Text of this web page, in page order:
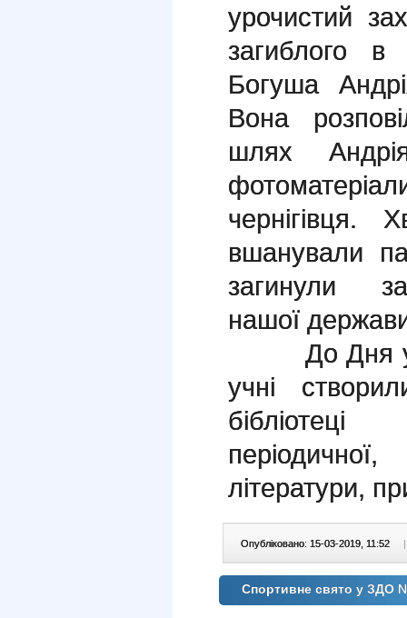
урочистий
загиблого
Богуша
Вона
шлях
чернігівця.
вшанували
загинули
нашої
До Дня
учні
періодичної,
літератури,
Опубліковано: 15-03-2019, 11:52 |
Спортивне свято у ЗДО